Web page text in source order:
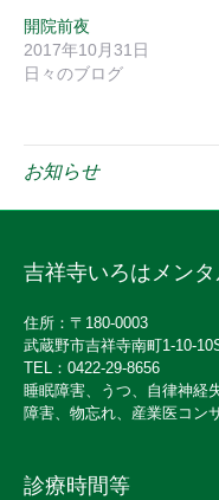
開院前夜
2017年10月31日
日々のブログ
お知らせ
吉祥寺いろはメン
住所：〒180-0003
武蔵野市吉祥寺南町1-10-
TEL：0422-29-8656
睡眠障害、うつ、自律神経
障害、物忘れ、産業医コン
診療時間等